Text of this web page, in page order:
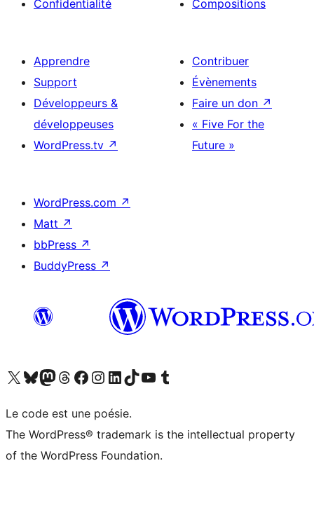
Confidentialité
Compositions
Apprendre
Support
Développeurs &
développeuses
WordPress.tv ↗
Contribuer
Évènements
Faire un don ↗
« Five For the
Future »
WordPress.com ↗
Matt ↗
bbPress ↗
BuddyPress ↗
Visitez notre compte X (précédemment Twitter)
Visiter notre compte Bluesky
Visiter notre compte Mastodon
Visiter notre compte Threads
Consulter notre compte Facebook
Consulter notre compte Instagram
Consulter notre compte LinkedIn
Visiter notre compte TokTok
Visiter notre chaîne YouTube
Visiter notre compte Tumblr
Le code est une poésie.
The WordPress® trademark is the intellectual property
of the WordPress Foundation.